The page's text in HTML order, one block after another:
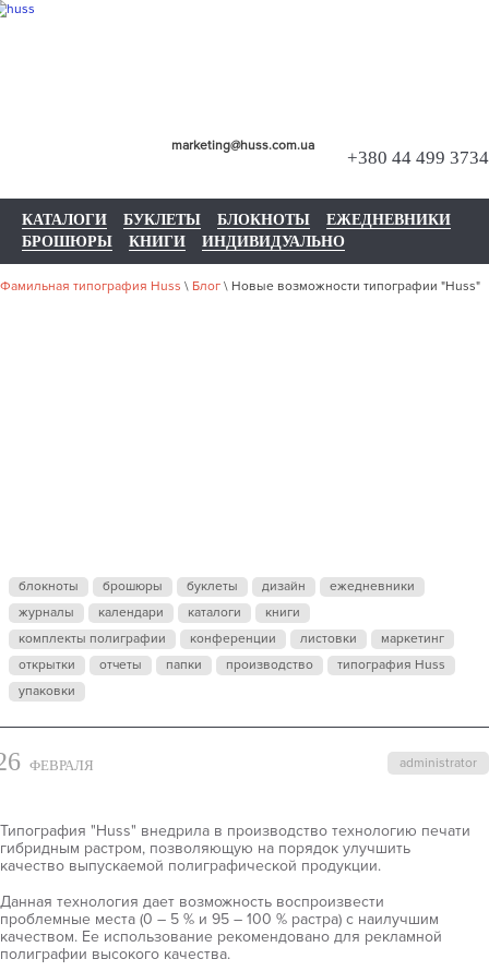
+380 44 499 3734
marketing@huss.com.ua
КАТАЛОГИ БУКЛЕТЫ БЛОКНОТЫ
ЕЖЕДНЕВНИКИ
БРОШЮРЫ
КНИГИ ИНДИВИДУАЛЬНО
Фамильная типография Huss \ Блог \ Новые возможности типографии "Huss"
"HUSS"
блокноты брошюры буклеты дизайн
ежедневники
журналы
календари каталоги
книги
комплекты полиграфии
конференции листовки
маркетинг
открытки
отчеты папки производство
типография Huss
упаковки
administrator
ФЕВРАЛЯ
Типография "Huss" внедрила в производство технологию печати
гибридным растром, позволяющую на порядок улучшить
качество выпускаемой полиграфической продукции.
Данная технология дает возможность воспроизвести
проблемные места (0 – 5 % и 95 – 100 % растра) с наилучшим
качеством. Ее использование рекомендовано для рекламной
полиграфии высокого качества.